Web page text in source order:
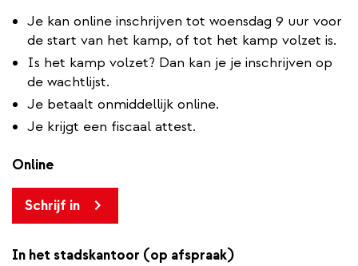
Je kan online inschrijven tot woensdag 9 uur voor
de start van het kamp, of tot het kamp volzet is.
Is het kamp volzet? Dan kan je je inschrijven op
de wachtlijst.
Je betaalt onmiddellijk online.
Je krijgt een fiscaal attest.
Online
Schrijf in
In het stadskantoor (op afspraak)